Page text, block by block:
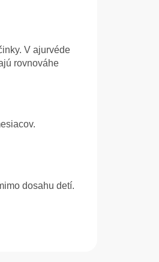
V ajurvéde
rovnováhe
dosahu detí.